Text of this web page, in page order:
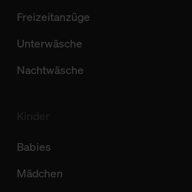
Freizeitanzüge
Unterwäsche
Nachtwäsche
Babies
Mädchen